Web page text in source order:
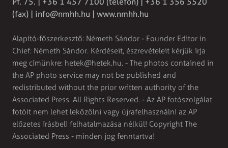
(fax) | info@nmhh.hu | www.nmhh.hu
Alapító-főszerkesztő: Németh Sándor - Founder Editor in
Chief: Németh Sándor. Kérdéseit, észrevételeit kérjük írja
meg címünkre: hetek@hetek.hu. - The photos contained in
the AP photo service may not be published and
redistributed without the prior written authority of the
Associated Press. All Rights Reserved. - Az AP fotószolgálat
fotóit nem lehet leközölni vagy újrafelhasználni az AP
előzetes írásbeli felhatalmazása nélkül! Copyright The
Associated Press - minden jog fenntartva!